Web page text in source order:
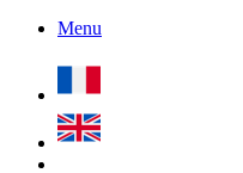
Menu